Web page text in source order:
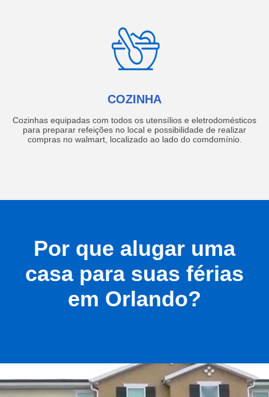
COZINHA
Cozinhas equipadas com todos os utensílios e eletrodomésticos
para preparar refeições no local e possibilidade de realizar
compras no walmart, localizado ao lado do comdomínio.
Por que alugar uma
casa para suas férias
em Orlando?